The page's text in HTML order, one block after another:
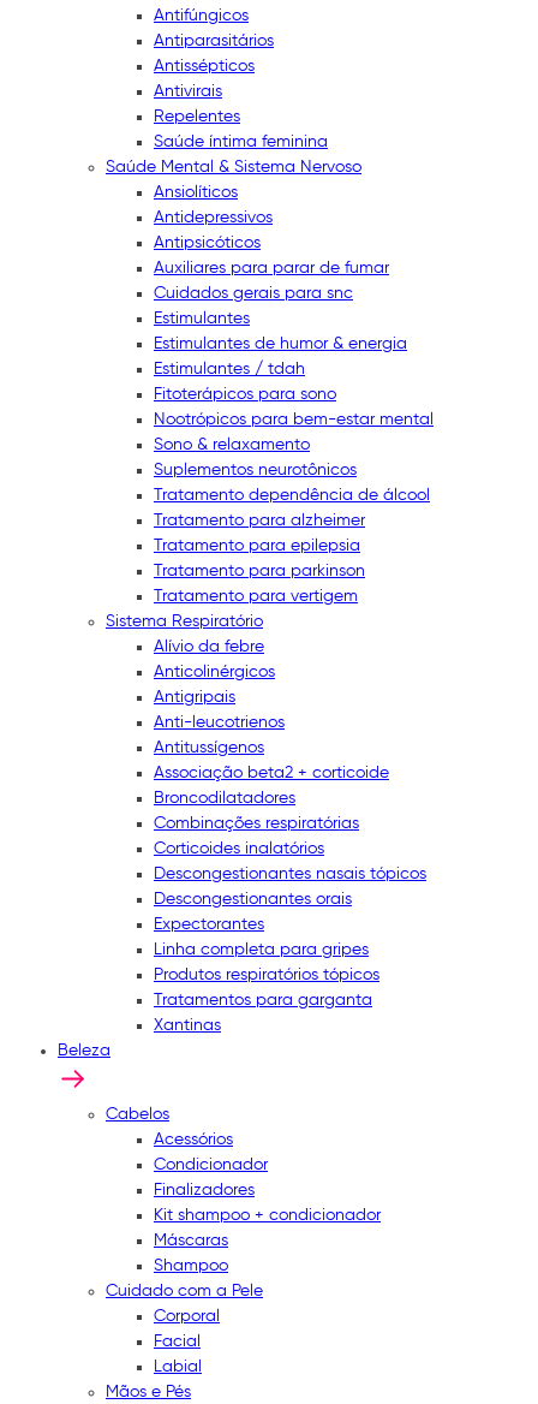
Antifúngicos
Antiparasitários
Antissépticos
Antivirais
Repelentes
Saúde íntima feminina
Saúde Mental & Sistema Nervoso
Ansiolíticos
Antidepressivos
Antipsicóticos
Auxiliares para parar de fumar
Cuidados gerais para snc
Estimulantes
Estimulantes de humor & energia
Estimulantes / tdah
Fitoterápicos para sono
Nootrópicos para bem-estar mental
Sono & relaxamento
Suplementos neurotônicos
Tratamento dependência de álcool
Tratamento para alzheimer
Tratamento para epilepsia
Tratamento para parkinson
Tratamento para vertigem
Sistema Respiratório
Alívio da febre
Anticolinérgicos
Antigripais
Anti-leucotrienos
Antitussígenos
Associação beta2 + corticoide
Broncodilatadores
Combinações respiratórias
Corticoides inalatórios
Descongestionantes nasais tópicos
Descongestionantes orais
Expectorantes
Linha completa para gripes
Produtos respiratórios tópicos
Tratamentos para garganta
Xantinas
Beleza
Cabelos
Acessórios
Condicionador
Finalizadores
Kit shampoo + condicionador
Máscaras
Shampoo
Cuidado com a Pele
Corporal
Facial
Labial
Mãos e Pés